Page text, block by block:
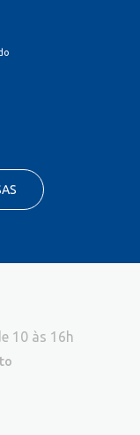
10 às 16h